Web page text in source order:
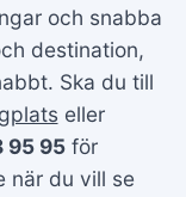
och snabba
destination,
Ska du till
eller
95 95för
när du vill se